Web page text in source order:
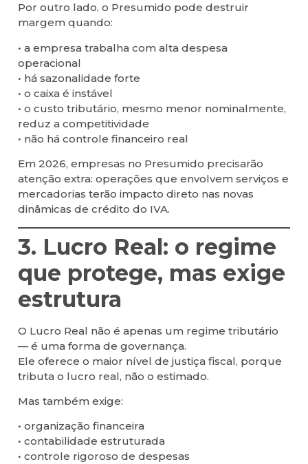
Por outro lado, o Presumido pode destruir
margem quando:
• a empresa trabalha com alta despesa
operacional
• há sazonalidade forte
• o caixa é instável
• o custo tributário, mesmo menor nominalmente,
reduz a competitividade
• não há controle financeiro real
Em 2026, empresas no Presumido precisarão
atenção extra: operações que envolvem serviços e
mercadorias terão impacto direto nas novas
dinâmicas de crédito do IVA.
3. Lucro Real: o regime
que protege, mas exige
estrutura
O Lucro Real não é apenas um regime tributário
— é uma forma de governança.
Ele oferece o maior nível de justiça fiscal, porque
tributa o lucro real, não o estimado.
Mas também exige:
• organização financeira
• contabilidade estruturada
• controle rigoroso de despesas